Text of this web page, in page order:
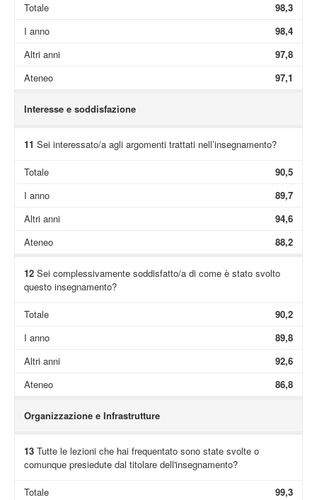
Totale
98,3
I anno
98,4
Altri anni
97,8
Ateneo
97,1
Interesse e soddisfazione
11 Sei interessato/a agli argomenti trattati nell’insegnamento?
Totale
90,5
I anno
89,7
Altri anni
94,6
Ateneo
88,2
12Sei complessivamente soddisfatto/a di come è stato svolto
questo insegnamento?
Totale
90,2
I anno
89,8
Altri anni
92,6
Ateneo
86,8
Organizzazione e Infrastrutture
13Tutte le lezioni che hai frequentato sono state svolte o
comunque presiedute dal titolare dell'insegnamento?
Totale
99,3